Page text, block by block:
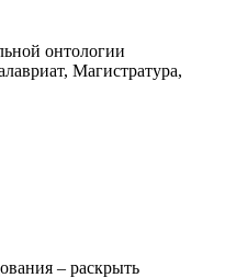
онтологии
Магистратура,
– раскрыть